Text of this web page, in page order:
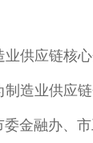
应链核心
造业供应
金融办、市